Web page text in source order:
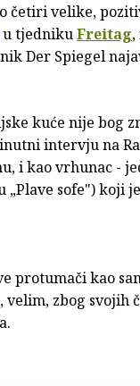
četiri velike,
u tjednikuFreitag
Der Spiegel
kuće nije bog
intervju na
i kao vrhunac -
sofe") koji
protumači kao
velim, zbog svojih